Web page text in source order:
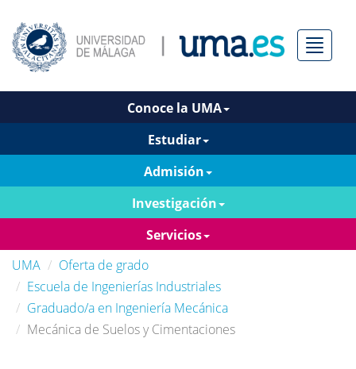
Menú
Conoce la UMA
Estudiar
Admisión
Investigación
Servicios
UMA
Oferta de grado
Escuela de Ingenierías Industriales
Graduado/a en Ingeniería Mecánica
Mecánica de Suelos y Cimentaciones